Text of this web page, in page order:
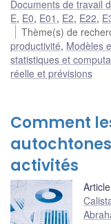
Documents de travail
E, E0, E01 , E2, E22,
Thème(s) de
productivité, Modèles
statistiques et
réelle et prévisions
Comment
activités